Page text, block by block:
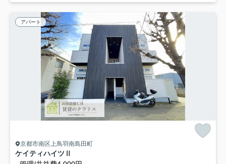
アパート
京都市南区上鳥羽南島田町
ケイティハイツⅡ